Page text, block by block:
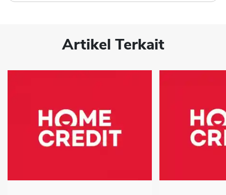
Artikel Terkait